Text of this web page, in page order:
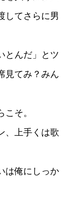
してさらに男
とんだ」とツ
見てみ？みん
そ。
、上手くは歌
は俺にしっか